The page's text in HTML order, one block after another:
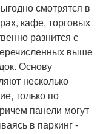
смотрятся в
кафе, торговых
разнится с
выше
Основу
несколько
только по
панели могут
в паркинг -